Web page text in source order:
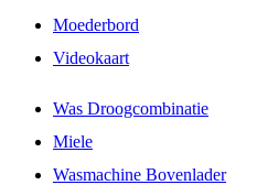
Moederbord
Videokaart
Was Droogcombinatie
Miele
Wasmachine Bovenlader